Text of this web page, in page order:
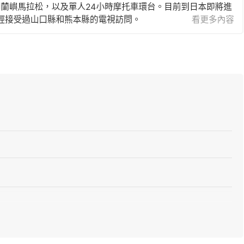
嶼馬拉松，以及單人24小時摩托車環台。目前到日本即將進
受過山口縣和熊本縣的電視訪問。
看更多內容